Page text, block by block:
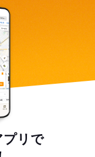
プリで